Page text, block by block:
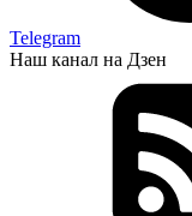
Telegram
Наш канал на Дзен